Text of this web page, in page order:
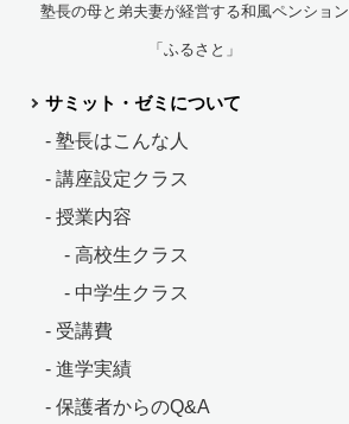
塾長の母と弟夫妻が経営する和風ペンション
「ふるさと」
サミット・ゼミについて
- 塾長はこんな人
- 講座設定クラス
- 授業内容
- 高校生クラス
- 中学生クラス
- 受講費
- 進学実績
- 保護者からのQ&A